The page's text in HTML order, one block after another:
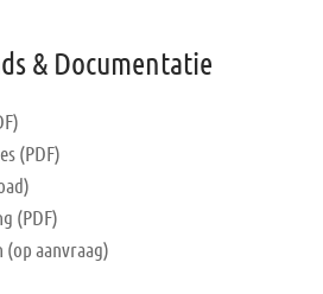
& Documentatie
(PDF)
(PDF)
aanvraag)